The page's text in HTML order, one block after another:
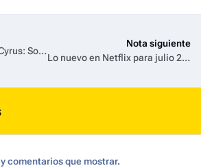
El álbum visual Miley Cyrus: Something Beautiful estará disponible en Disney+ el 30 de julio
Nota siguiente
Lo nuevo en Netflix para julio 2025
comentarios que mostrar.